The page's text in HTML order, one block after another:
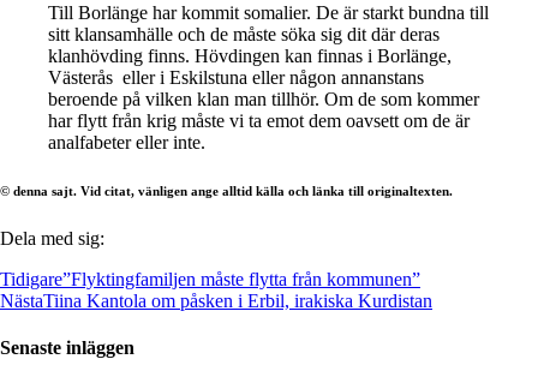
Till Borlänge har kommit somalier. De är starkt bundna till
sitt klansamhälle och de måste söka sig dit där deras
klanhövding finns. Hövdingen kan finnas i Borlänge,
Västerås eller i Eskilstuna eller någon annanstans
beroende på vilken klan man tillhör. Om de som kommer
har flytt från krig måste vi ta emot dem oavsett om de är
analfabeter eller inte.
© denna sajt. Vid citat, vänligen ange alltid källa och länka till originaltexten.
Dela med sig:
Tidigare”Flyktingfamiljen måste flytta från kommunen”
NästaTiina Kantola om påsken i Erbil, irakiska Kurdistan
Senaste inläggen